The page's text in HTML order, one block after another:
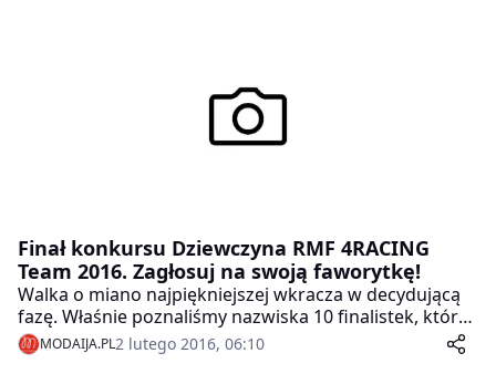
Finał konkursu Dziewczyna RMF 4RACING
Team 2016. Zagłosuj na swoją faworytkę!
Walka o miano najpiękniejszej wkracza w decydującą
fazę. Właśnie poznaliśmy nazwiska 10 finalistek, które
powalczą o atrakcyjne nagrody. Która z nich zostanie
Dziewczyną RMF 4RACING Team? Wybór w dużej
MODAIJA.PL2 lutego 2016, 06:10